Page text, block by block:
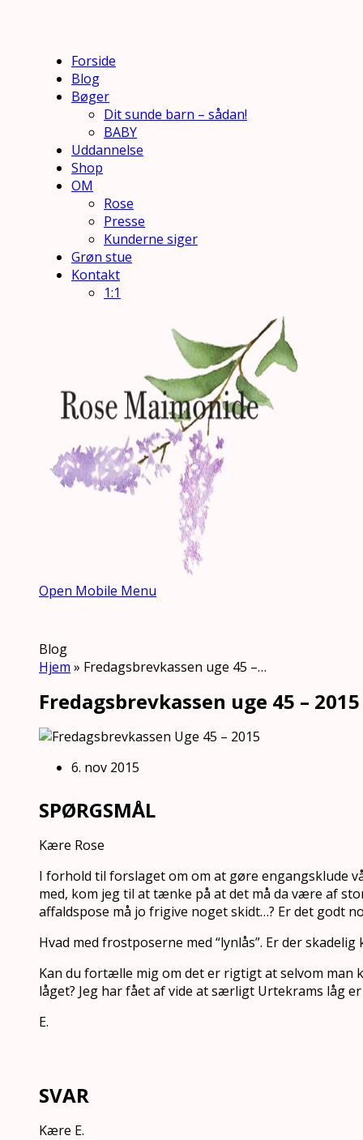
Forside
Blog
Bøger
Dit sunde barn – sådan!
BABY
Uddannelse
Shop
OM
Rose
Presse
Kunderne siger
Grøn stue
Kontakt
1:1
Open Mobile Menu
Blog
Hjem » Fredagsbrevkassen uge 45 –…
Fredagsbrevkassen uge 45 – 2015
6. nov 2015
SPØRGSMÅL
Kære Rose
I forhold til forslaget om om at gøre engangsklude
med, kom jeg til at tænke på at det må da være af
affaldspose må jo frigive noget skidt…? Er det godt
Hvad med frostposerne med “lynlås”. Er der
Kan du fortælle mig om det er rigtigt at selvom man
låget? Jeg har fået af vide at særligt Urtekrams låg
E.
SVAR
Kære E.